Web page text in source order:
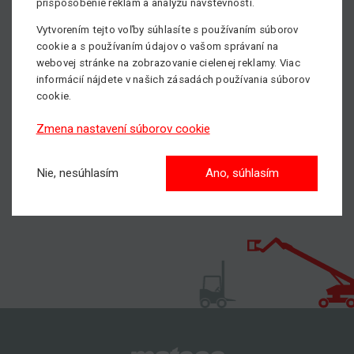
Viac informácií o predaji náhradných dielovnájdete
Potrebujete poradiť, prípadne sa informovať o dostupnosti
náhradných dielov?
Informujte sa priamo u nášho špecialistu na náhradné
diely - Radoslav Podušel, tel.: +421 918 925 228, email -
prispôsobenie reklám a analýzu návštevnosti.
Vytvorením tejto voľby súhlasíte s používaním súborov
cookie a s používaním údajov o vašom správaní na
webovej stránke na zobrazovanie cielenej reklamy. Viac
informácií nájdete v našich zásadách používania súborov
cookie.
Zmena nastavení súborov cookie
Nie, nesúhlasím Ano, súhlasím